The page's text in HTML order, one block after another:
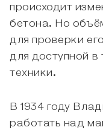
происходит
бетона. Но
для проверки
для доступной в
техники.
В 1934 году
работать над